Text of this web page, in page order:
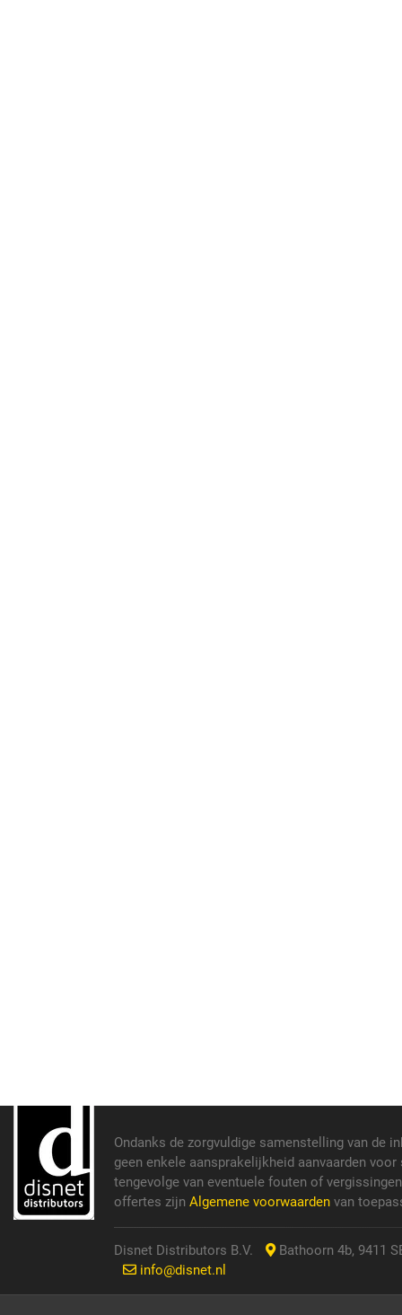
Ondanks de zorgvuldige samenstelling van de
geen enkele aansprakelijkheid aanvaarden
tengevolge van eventuele fouten of
offertes zijn Algemene voorwaarden van
Disnet Distributors B.V.
Bathoorn 4b, 9411
info@disnet.nl